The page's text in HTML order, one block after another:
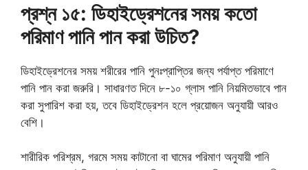
প্রশ্ন ১৫: ডিহাইড্রেশনের সময় কতো
পরিমাণ পানি পান করা উচিত?
ডিহাইড্রেশনের সময় শরীরের পানি পুনঃপ্রাপ্তির জন্য পর্যাপ্ত পরিমাণে
পানি পান করা জরুরি। সাধারণত দিনে ৮-১০ গ্লাস পানি নিয়মিতভাবে পান
করা সুপারিশ করা হয়, তবে ডিহাইড্রেশন হলে প্রয়োজন অনুযায়ী আরও
বেশি।
শারীরিক পরিশ্রম, গরমে সময় কাটানো বা ঘামের পরিমাণ অনুযায়ী পানি